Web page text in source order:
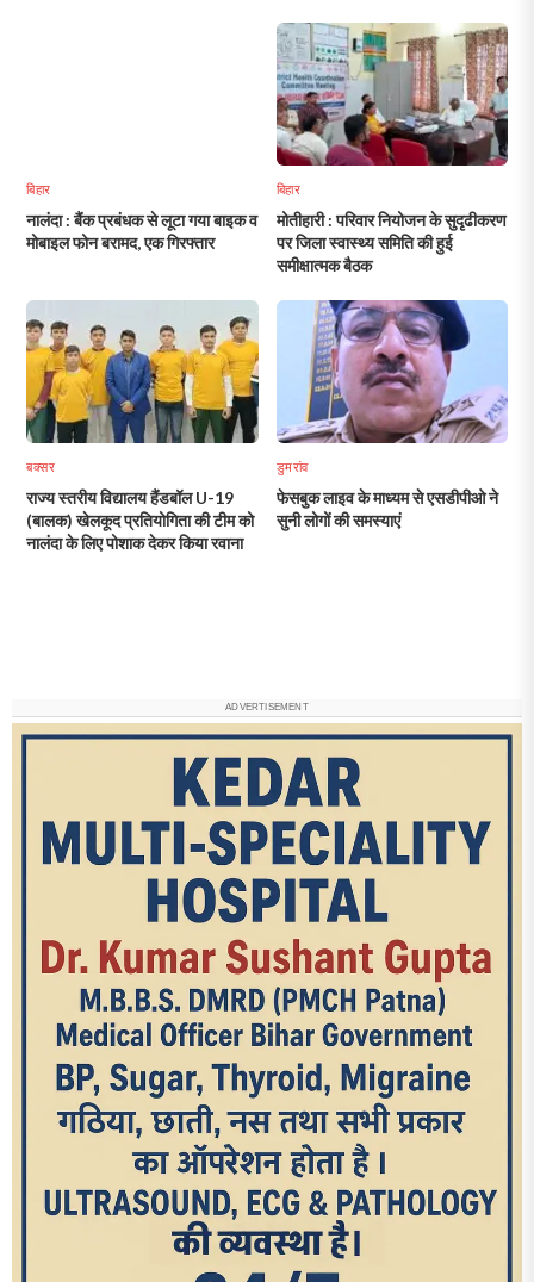
बिहार
नालंदा : बैंक प्रबंधक से लूटा गया बाइक व
मोबाइल फोन बरामद, एक गिरफ्तार
बिहार
मोतीहारी : परिवार नियोजन के सुदृढीकरण
पर जिला स्वास्थ्य समिति की हुई
समीक्षात्मक बैठक
बक्सर
राज्य स्तरीय विद्यालय हैंडबॉल U-19
(बालक) खेलकूद प्रतियोगिता की टीम को
नालंदा के लिए पोशाक देकर किया रवाना
डुमरांव
फेसबुक लाइव के माध्यम से एसडीपीओ ने
सुनी लोगों की समस्याएं
ADVERTISEMENT